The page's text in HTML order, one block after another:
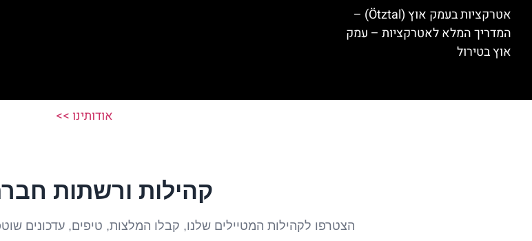
אטרקציות בעמק אוץ (Ötztal) –
המדריך המלא לאטרקציות – עמק
אוץ בטירול
אודותינו >>
קהילות ורשתות
הצטרפו לקהילות המטיילים שלנו, קבלו המלצות, טיפים, עדכונים